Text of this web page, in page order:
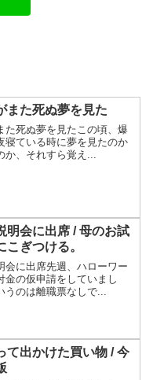
また死ぬ夢を見た
た死ぬ夢を見たこの頃、爆
寝ている時に夢を見たのか
か、それすら覚え...
明会に出席 / 母のお試
こぎつける。
会に出席先週、ハローワー
金の仮申請をしていまし
うのは離職票なしで...
て出かけた買い物 / 今